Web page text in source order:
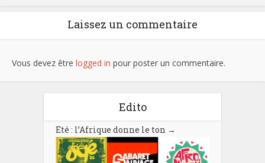
Laissez un commentaire
Vous devez être logged in pour poster un commentaire.
Edito
Eté : l’Afrique donne le ton →